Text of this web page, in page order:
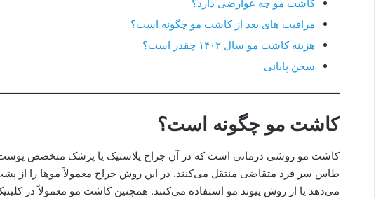
کاشت مو چه عوارضی دارد؟
مراقبت های بعد از کاشت مو چگونه است؟
هزینه کاشت مو سال ۱۴۰۲ چقدر است؟
سخن پایانی
کاشت مو چگونه است؟
کاشت مو روشی درمانی است که در آن جراح پلاستیک یا پزشک متخصص پوست و
طاس سر فرد متقاضی منتقل می‌کنند. در این روش جراح معمولاً موها را از
می‌دهد یا از روش پیوند مو استفاده می‌کنند. همچنین کاشت مو معمولاً در